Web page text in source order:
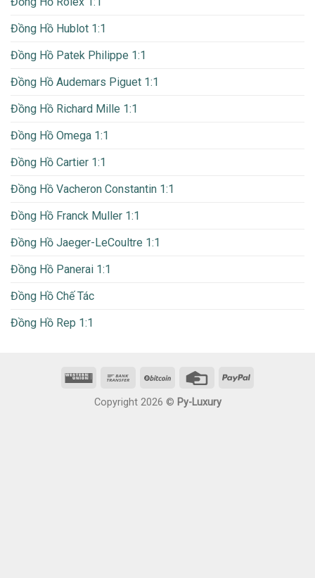
Đồng Hồ Hublot 1:1
Đồng Hồ Patek Philippe 1:1
Đồng Hồ Audemars Piguet 1:1
Đồng Hồ Richard Mille 1:1
Đồng Hồ Omega 1:1
Đồng Hồ Cartier 1:1
Đồng Hồ Vacheron Constantin 1:1
Đồng Hồ Franck Muller 1:1
Đồng Hồ Jaeger-LeCoultre 1:1
Đồng Hồ Panerai 1:1
Đồng Hồ Chế Tác
Đồng Hồ Rep 1:1
Copyright 2026 © Py-Luxury